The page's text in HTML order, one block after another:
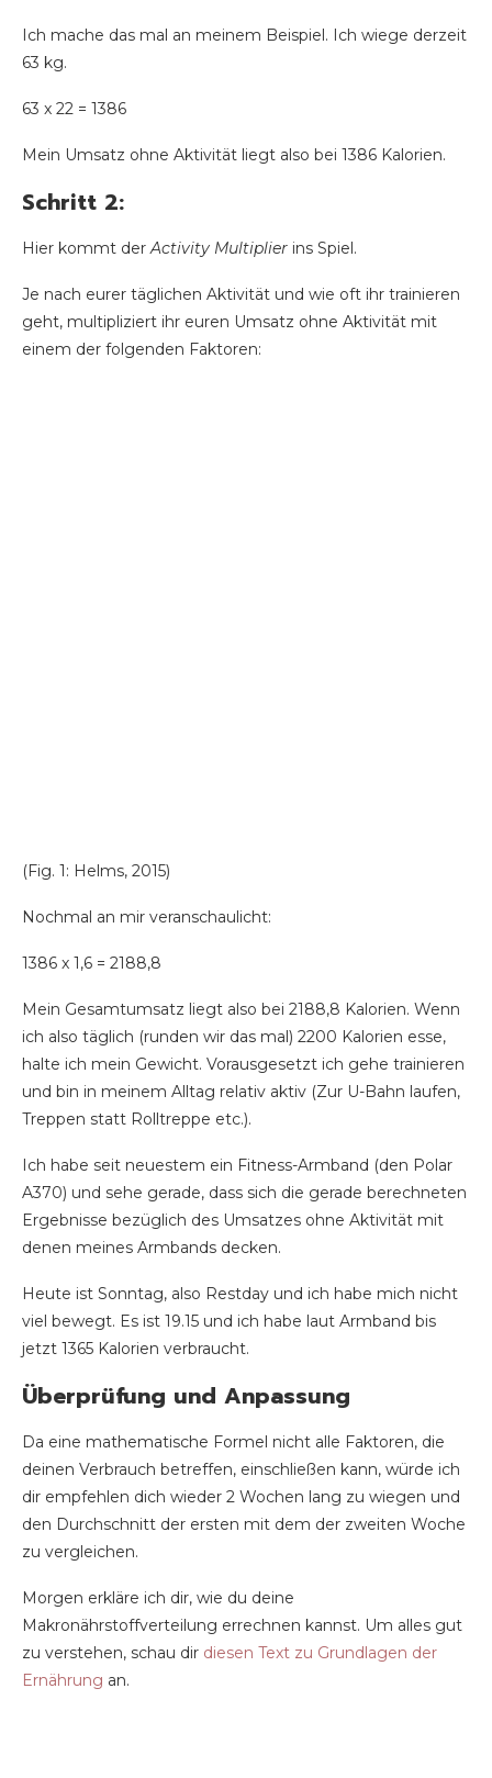
Ich mache das mal an meinem Beispiel. Ich wiege derzeit
63 kg.
63 x 22 = 1386
Mein Umsatz ohne Aktivität liegt also bei 1386 Kalorien.
Schritt 2:
Hier kommt derActivity Multiplier ins Spiel.
Je nach eurer täglichen Aktivität und wie oft ihr trainieren
geht, multipliziert ihr euren Umsatz ohne Aktivität mit
einem der folgenden Faktoren:
(Fig. 1: Helms, 2015)
Nochmal an mir veranschaulicht:
1386 x 1,6 = 2188,8
Mein Gesamtumsatz liegt also bei 2188,8 Kalorien. Wenn
ich also täglich (runden wir das mal) 2200 Kalorien esse,
halte ich mein Gewicht. Vorausgesetzt ich gehe trainieren
und bin in meinem Alltag relativ aktiv (Zur U-Bahn laufen,
Treppen statt Rolltreppe etc.).
Ich habe seit neuestem ein Fitness-Armband (den Polar
A370) und sehe gerade, dass sich die gerade berechneten
Ergebnisse bezüglich des Umsatzes ohne Aktivität mit
denen meines Armbands decken.
Heute ist Sonntag, also Restday und ich habe mich nicht
viel bewegt. Es ist 19.15 und ich habe laut Armband bis
jetzt 1365 Kalorien verbraucht.
Überprüfung und Anpassung
Da eine mathematische Formel nicht alle Faktoren, die
deinen Verbrauch betreffen, einschließen kann, würde ich
dir empfehlen dich wieder 2 Wochen lang zu wiegen und
den Durchschnitt der ersten mit dem der zweiten Woche
zu vergleichen.
Morgen erkläre ich dir, wie du deine
Makronährstoffverteilung errechnen kannst. Um alles gut
zu verstehen, schau dir diesen Text zu Grundlagen der
Ernährung an.